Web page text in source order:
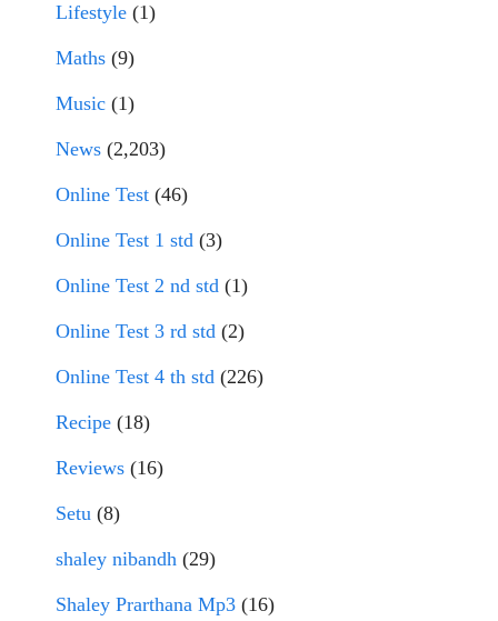
Lifestyle (1)
Maths (9)
Music (1)
News (2,203)
Online Test (46)
Online Test 1 std (3)
Online Test 2 nd std (1)
Online Test 3 rd std (2)
Online Test 4 th std (226)
Recipe (18)
Reviews (16)
Setu (8)
shaley nibandh (29)
Shaley Prarthana Mp3 (16)